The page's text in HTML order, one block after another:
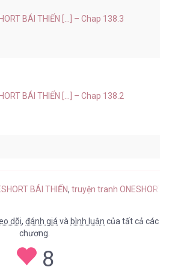
BÁI THIẾN [...] – Chap 138.3
BÁI THIẾN [...] – Chap 138.2
BÁI THIẾN [...] – Chap 137.3
BÁI THIẾN, truyện tranh ONESHORT
dõi, đánh giá và bình luận của tất cả các
chương.
8